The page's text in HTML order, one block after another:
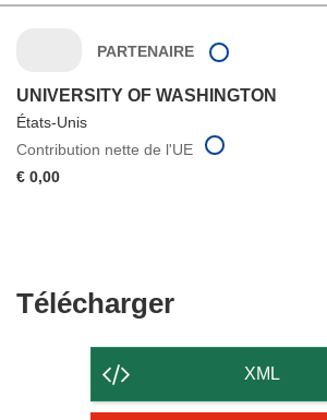
PARTENAIRE
UNIVERSITY OF WASHINGTON
États-Unis
Contribution nette de l'UE
€ 0,00
TéléchargerTélécharger
contenu
de
XML